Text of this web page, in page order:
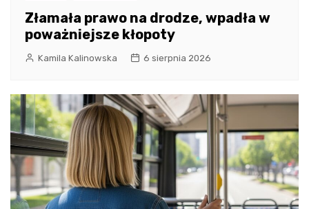
Złamała prawo na drodze, wpadła w
poważniejsze kłopoty
Kamila Kalinowska 6 sierpnia 2026